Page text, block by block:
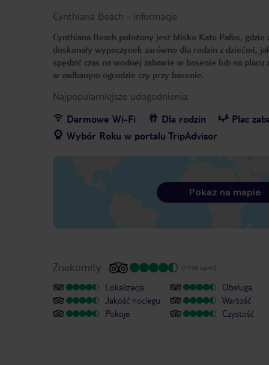
Cynthiana Beach - informacje
Cynthiana Beach położony jest blisko Kato Pafos,
doskonały wypoczynek zarówno dla rodzin z dziećmi,
spędzić czas na wodnej zabawie w basenie lub na
w zadbanym ogrodzie czy przy basenie.
Najpopularniejsze udogodnienia:
Darmowe Wi-Fi
Dla rodzin Plac
Wybór Roku w portalu TripAdvisor
Pokaż na mapie
Znakomity (1958 opinii)
Lokalizacja
Jakość noclegu
Pokoje
Obsługa
Wartość
Czystość